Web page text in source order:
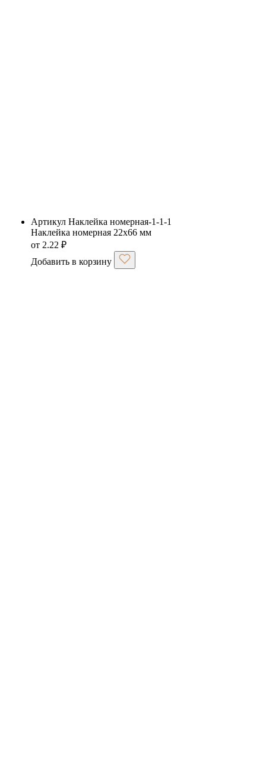
Артикул Наклейка номерная-1-1-1
Наклейка номерная 22х66 мм
от 2.22 ₽
Добавить в корзину